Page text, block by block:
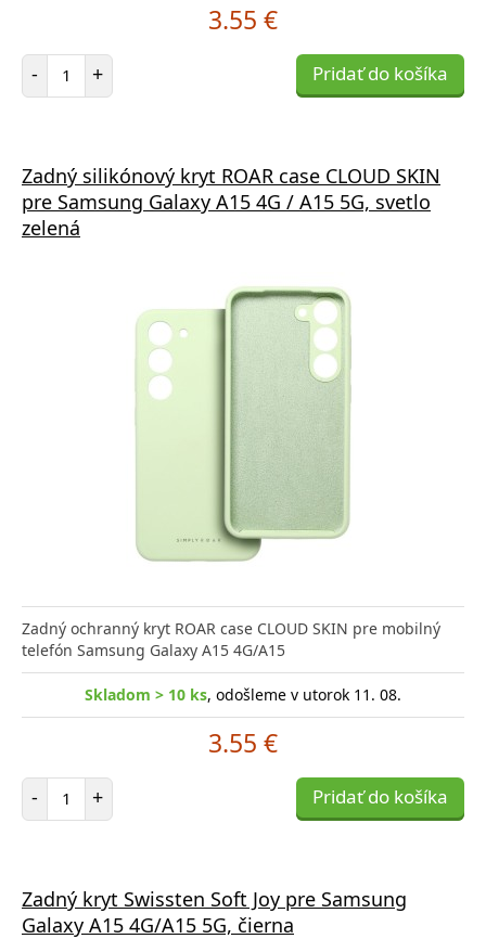
3.55 €
- Počet položiek
+ Pridať do košíka
Zadný silikónový kryt ROAR case CLOUD SKIN
pre Samsung Galaxy A15 4G / A15 5G, svetlo
zelená
Zadný ochranný kryt ROAR case CLOUD SKIN pre mobilný
telefón Samsung Galaxy A15 4G/A15
Skladom > 10 ks, odošleme v utorok 11. 08.
3.55 €
- Počet položiek
+ Pridať do košíka
Zadný kryt Swissten Soft Joy pre Samsung
Galaxy A15 4G/A15 5G, čierna